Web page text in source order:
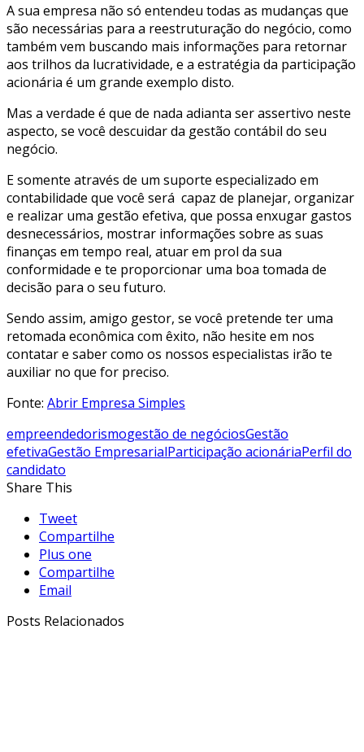
A sua empresa não só entendeu todas as mudanças que
são necessárias para a reestruturação do negócio, como
também vem buscando mais informações para retornar
aos trilhos da lucratividade, e a estratégia da participação
acionária é um grande exemplo disto.
Mas a verdade é que de nada adianta ser assertivo neste
aspecto, se você descuidar da gestão contábil do seu
negócio.
E somente através de um suporte especializado em
contabilidade que você será capaz de planejar, organizar
e realizar uma gestão efetiva, que possa enxugar gastos
desnecessários, mostrar informações sobre as suas
finanças em tempo real, atuar em prol da sua
conformidade e te proporcionar uma boa tomada de
decisão para o seu futuro.
Sendo assim, amigo gestor, se você pretende ter uma
retomada econômica com êxito, não hesite em nos
contatar e saber como os nossos especialistas irão te
auxiliar no que for preciso.
Fonte: Abrir Empresa Simples
empreendedorismogestão de negóciosGestão
efetivaGestão EmpresarialParticipação acionáriaPerfil do
candidato
Share This
Tweet
Compartilhe
Plus one
Compartilhe
Email
Posts Relacionados